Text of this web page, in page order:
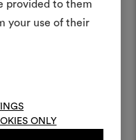
provided to them
your use of their
ONLY
anderen teilen können,